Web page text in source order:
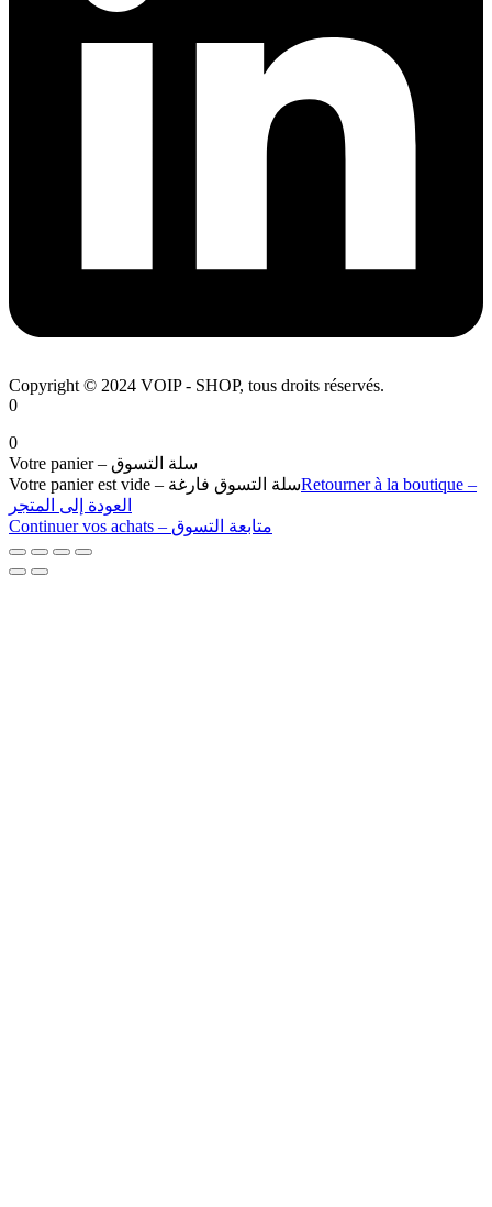
Copyright © 2024 VOIP - SHOP, tous droits réservés.
0
0
Votre panier – سلة التسوق
Votre panier est vide – سلة التسوق فارغةRetourner à la boutique –
العودة إلى المتجر
Continuer vos achats – متابعة التسوق